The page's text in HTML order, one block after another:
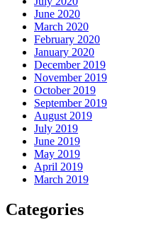
June 2020
March 2020
February 2020
January 2020
December 2019
November 2019
October 2019
September 2019
August 2019
July 2019
June 2019
May 2019
April 2019
March 2019
Categories